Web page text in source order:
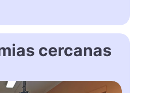
cercanas